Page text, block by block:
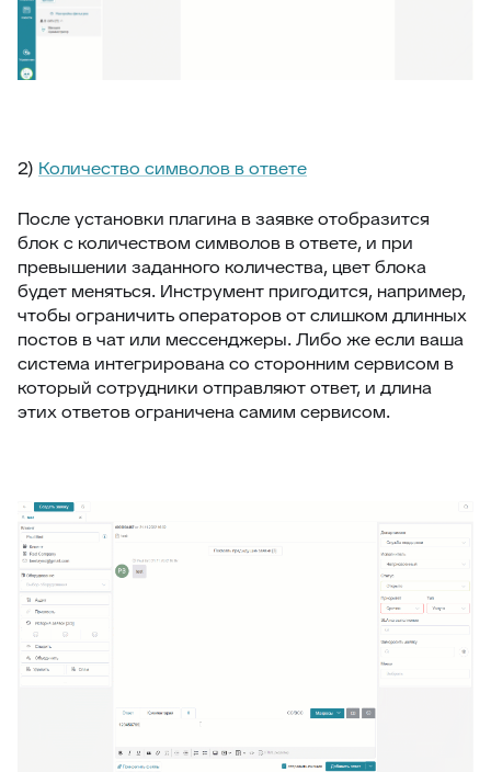
2) Количество символов в ответе
После установки плагина в заявке отобразится
блок с количеством символов в ответе, и при
превышении заданного количества, цвет блока
будет меняться. Инструмент пригодится, например,
чтобы ограничить операторов от слишком длинных
постов в чат или мессенджеры. Либо же если ваша
система интегрирована со сторонним сервисом в
который сотрудники отправляют ответ, и длина
этих ответов ограничена самим сервисом.